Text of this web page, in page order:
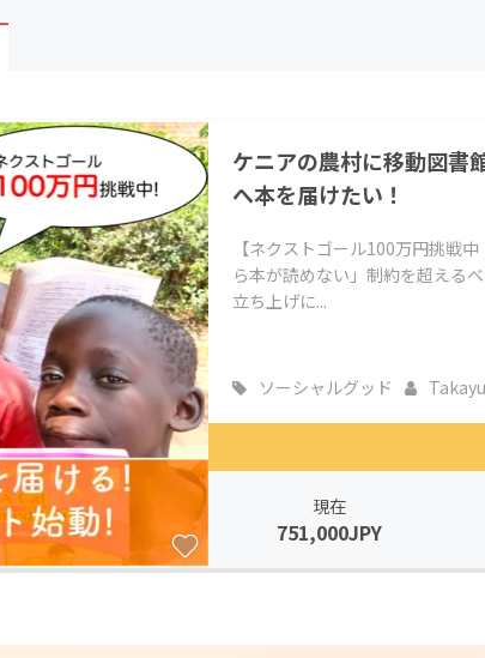
ふるさと納税
ケニアの農村に移動図書
へ本を届けたい！
【ネクストゴール100万円挑戦
ら本が読めない」制約を超える
立ち上げに...
ソーシャルグッド
現在
751,000JPY